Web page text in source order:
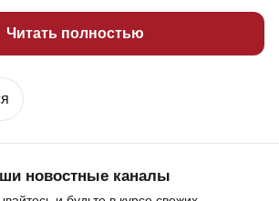
Читать полностью
новостные каналы